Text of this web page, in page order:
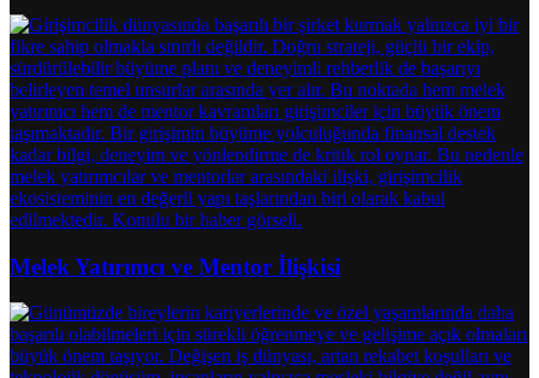
Melek Yatırımcı ve Mentor İlişkisi